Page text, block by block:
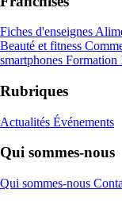
Fiches d'enseignes
Beauté et fitness
smartphones Formation
Rubriques
Actualités Événements
Qui sommes-nous
Qui sommes-nous